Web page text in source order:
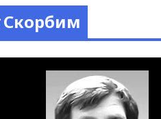
Скорбим